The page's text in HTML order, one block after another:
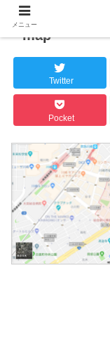
map
Twitter
Pocket
メニュー